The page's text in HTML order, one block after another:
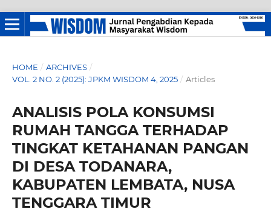
HOME / ARCHIVES /
VOL. 2 NO. 2 (2025): JPKM WISDOM 4, 2025 / Articles
ANALISIS POLA KONSUMSI
RUMAH TANGGA TERHADAP
TINGKAT KETAHANAN PANGAN
DI DESA TODANARA,
KABUPATEN LEMBATA, NUSA
TENGGARA TIMUR